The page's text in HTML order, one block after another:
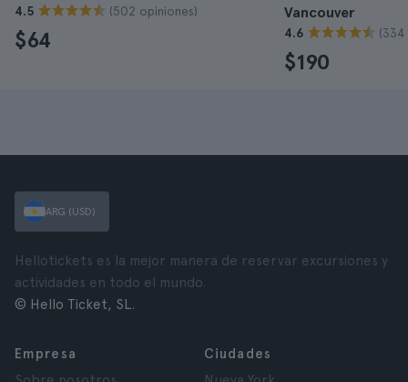
4.5 (502 opiniones)
$64
Vancouver
4.6 (334
$190
ARG (USD)
Hellotickets es la mejor manera de reservar excursiones y
actividades en todo el mundo.
© Hello Ticket, SL.
Empresa
Ciudades